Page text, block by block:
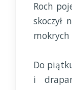
Roch
skoczył
mokrych
Do
i